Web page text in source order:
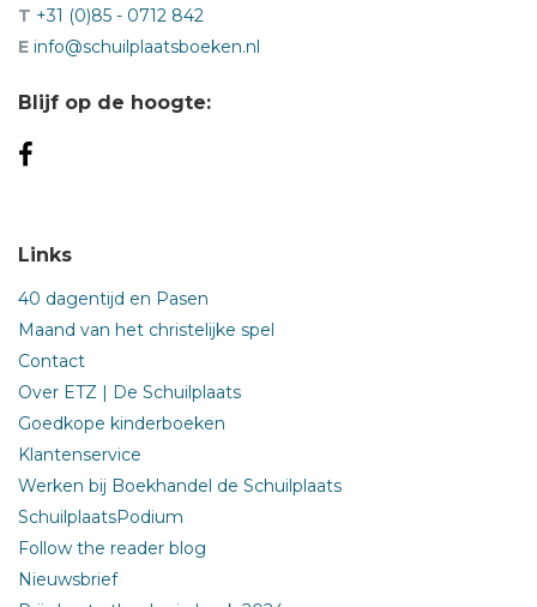
T +31 (0)85 - 0712 842
E info@schuilplaatsboeken.nl
Blijf op de hoogte:
Links
40 dagentijd en Pasen
Maand van het christelijke spel
Contact
Over ETZ | De Schuilplaats
Goedkope kinderboeken
Klantenservice
Werken bij Boekhandel de Schuilplaats
SchuilplaatsPodium
Follow the reader blog
Nieuwsbrief